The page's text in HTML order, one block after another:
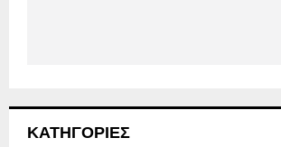
ΚΑΤΗΓΟΡΙΕΣ